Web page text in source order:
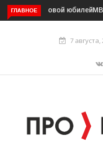
ГЛАВНОЕ
МВЦ «Пятнадцатый
7 августа,